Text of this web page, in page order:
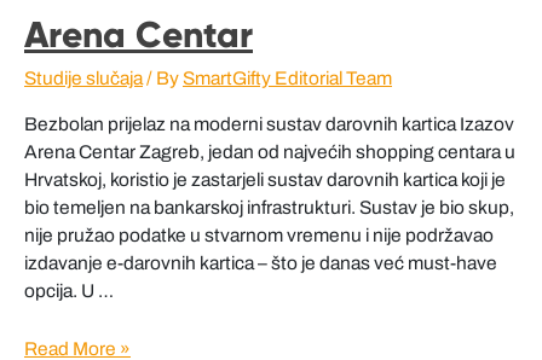
Arena Centar
Studije slučaja/ BySmartGifty Editorial Team
Bezbolan prijelaz na moderni sustav darovnih kartica Izazov
Arena Centar Zagreb, jedan od najvećih shopping centara u
Hrvatskoj, koristio je zastarjeli sustav darovnih kartica koji je
bio temeljen na bankarskoj infrastrukturi. Sustav je bio skup,
nije pružao podatke u stvarnom vremenu i nije podržavao
izdavanje e-darovnih kartica – što je danas već must-have
opcija. U …
Arena
Read More »